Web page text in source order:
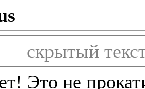
скрытый
Это не